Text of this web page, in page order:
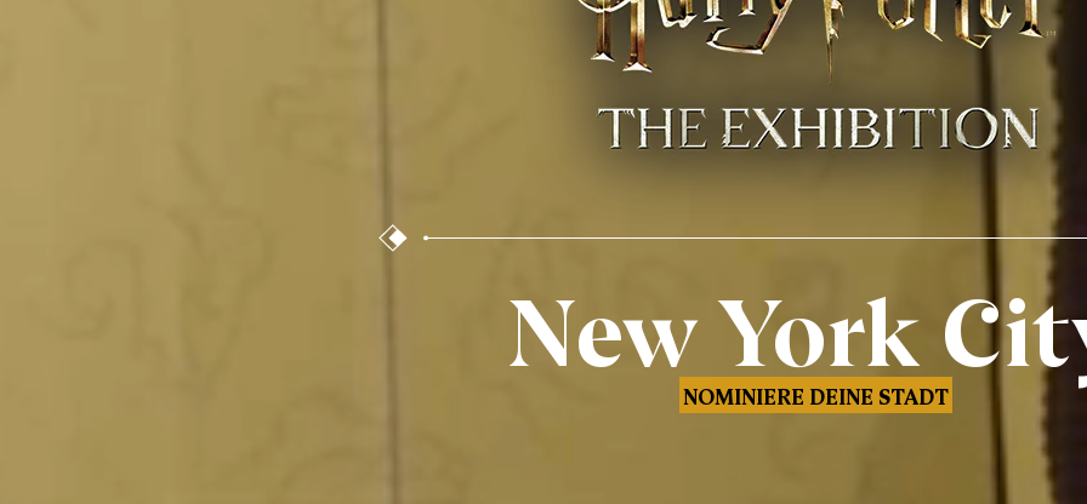
New York
NOMINIERE DEINE STADT